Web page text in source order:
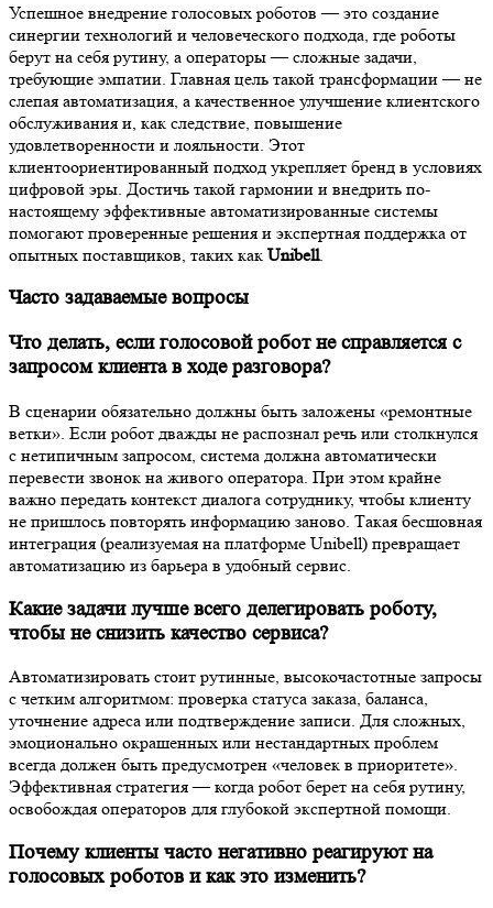
Успешное внедрение голосовых роботов — это создание
синергии технологий и человеческого подхода, где роботы
берут на себя рутину, а операторы — сложные задачи,
требующие эмпатии. Главная цель такой трансформации — не
слепая автоматизация, а качественное улучшение клиентского
обслуживания и, как следствие, повышение
удовлетворенности и лояльности. Этот
клиентоориентированный подход укрепляет бренд в условиях
цифровой эры. Достичь такой гармонии и внедрить по-
настоящему эффективные автоматизированные системы
помогают проверенные решения и экспертная поддержка от
опытных поставщиков, таких как Unibell.
Часто задаваемые вопросы
Что делать, если голосовой робот не справляется с
запросом клиента в ходе разговора?
В сценарии обязательно должны быть заложены «ремонтные
ветки». Если робот дважды не распознал речь или столкнулся
с нетипичным запросом, система должна автоматически
перевести звонок на живого оператора. При этом крайне
важно передать контекст диалога сотруднику, чтобы клиенту
не пришлось повторять информацию заново. Такая бесшовная
интеграция (реализуемая на платформе Unibell) превращает
автоматизацию из барьера в удобный сервис.
Какие задачи лучше всего делегировать роботу,
чтобы не снизить качество сервиса?
Автоматизировать стоит рутинные, высокочастотные запросы
с четким алгоритмом: проверка статуса заказа, баланса,
уточнение адреса или подтверждение записи. Для сложных,
эмоционально окрашенных или нестандартных проблем
всегда должен быть предусмотрен «человек в приоритете».
Эффективная стратегия — когда робот берет на себя рутину,
освобождая операторов для глубокой экспертной помощи.
Почему клиенты часто негативно реагируют на
голосовых роботов и как это изменить?